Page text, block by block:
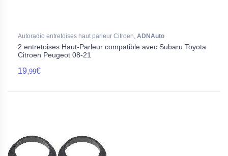
Autoradio entretoises haut parleur Citroen, ADNAuto
2 entretoises Haut-Parleur compatible avec Subaru Toyota
Citroen Peugeot 08-21
19,99€